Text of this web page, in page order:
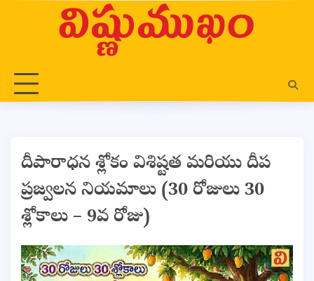
దీపారాధన శ్లోకం విశిష్టత మరియు దీప
ప్రజ్వలన నియమాలు (30 రోజులు 30
శ్లోకాలు – 9వ రోజు)